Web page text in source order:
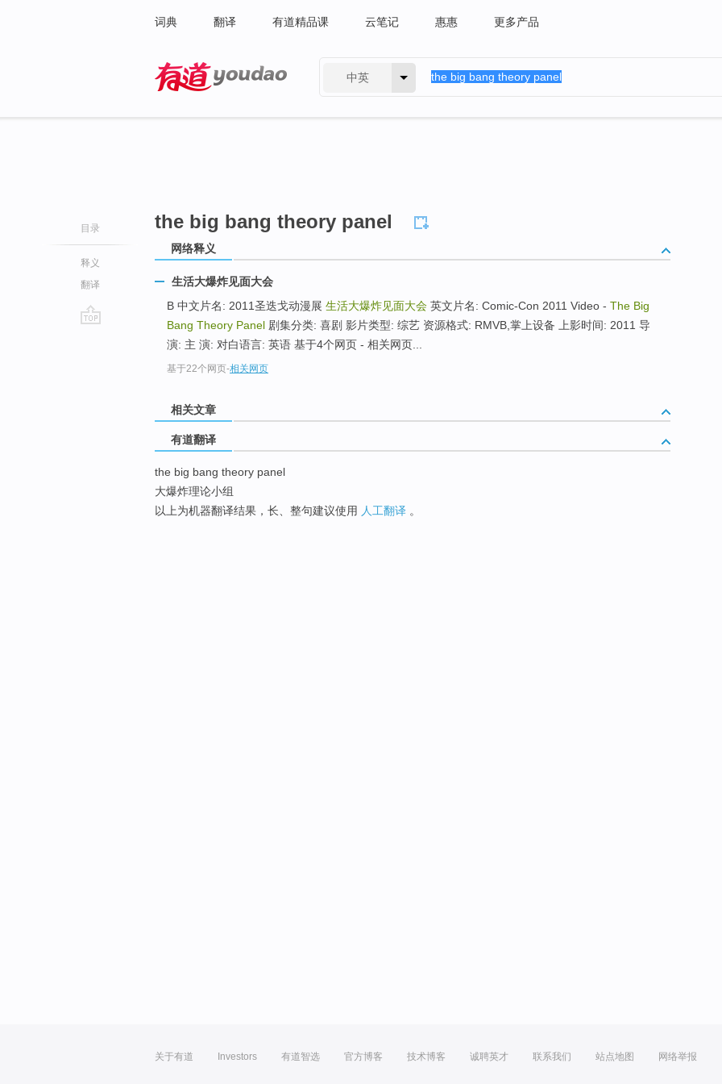
词典 翻译 有道精品课 云笔记 惠惠 更多产品
中英
目录
释义
翻译
the big bang theory panel
网络释义
生活大爆炸见面大会
B 中文片名: 2011圣迭戈动漫展 生活大爆炸见面大会 英文片名: Comic-Con 2011 Video - The Big
Bang Theory Panel 剧集分类: 喜剧 影片类型: 综艺 资源格式: RMVB,掌上设备 上影时间: 2011 导
演: 主 演: 对白语言: 英语 基于4个网页 - 相关网页...
基于22个网页-相关网页
相关文章
有道翻译
the big bang theory panel
大爆炸理论小组
以上为机器翻译结果，长、整句建议使用 人工翻译 。
关于有道 Investors 有道智选 官方博客 技术博客 诚聘英才 联系我们 站点地图 网络举报